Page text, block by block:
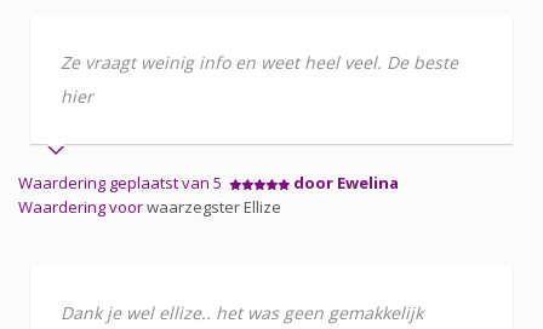
Ze vraagt weinig info en weet heel veel. De beste
hier
Waardering geplaatst van 5
door Ewelina
Waardering voorwaarzegster Ellize
Dank je wel ellize.. het was geen gemakkelijk